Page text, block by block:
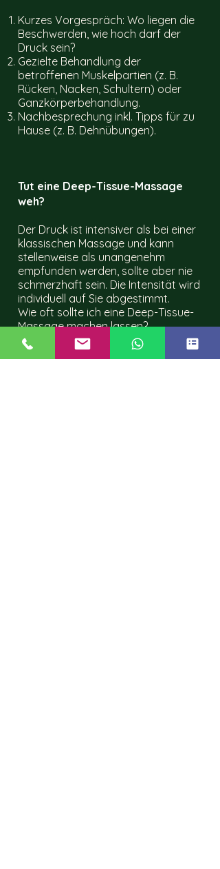
Kurzes Vorgespräch: Wo liegen die
Beschwerden, wie hoch darf der
Druck sein?
Gezielte Behandlung der
betroffenen Muskelpartien (z. B.
Rücken, Nacken, Schultern) oder
Ganzkörperbehandlung.
Nachbesprechung inkl. Tipps für zu
Hause (z. B. Dehnübungen).
Tut eine Deep-Tissue-Massage
weh?
Der Druck ist intensiver als bei einer
klassischen Massage und kann
stellenweise als unangenehm
empfunden werden, sollte aber nie
schmerzhaft sein. Die Intensität wird
individuell auf Sie abgestimmt.
Wie oft sollte ich eine Deep-Tissue-
Massage machen lassen?
Bei chronischen Verspannungen